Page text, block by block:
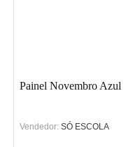
Painel Novembro Azul
Vendedor: SÓ ESCOLA